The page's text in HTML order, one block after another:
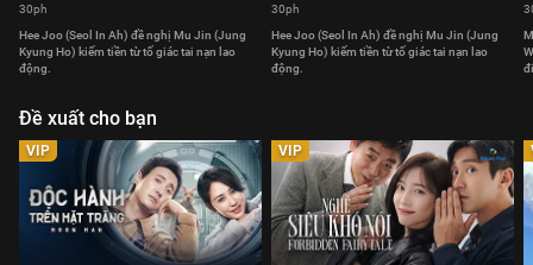
30ph
Hee Joo (Seol In Ah) đề nghị Mu Jin (Jung
Kyung Ho) kiếm tiền từ tố giác tai nạn lao
động.
30ph
Hee Joo (Seol In Ah) đề nghị Mu Jin (Jung
Kyung Ho) kiếm tiền từ tố giác tai nạn lao
động.
Đề xuất cho bạn
VIP VIP